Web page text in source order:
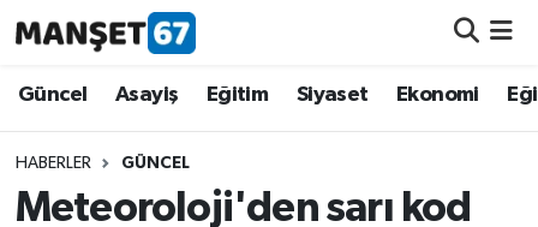
Güncel Asayiş Eğitim Siyaset Ekonomi
HABERLER GÜNCEL
Meteoroloji'den sarı kod
Güncel
Asayiş
Siyaset